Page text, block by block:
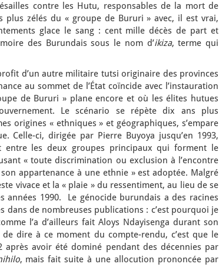
contre les Hutu, responsables de la mort de
plus zélés du « groupe de Bururi » avec, il est vrai,
glace le sang : cent mille décès de part et
des Burundais sous le nom d’ikiza, terme qui
d’un autre militaire tutsi originaire des provinces
au sommet de l’État coïncide avec l’instauration
de Bururi » plane encore et où les élites hutues
Le scénario se répète dix ans plus
origines « ethniques » et géographiques, s’empare
ci, dirigée par Pierre Buyoya jusqu’en 1993,
entre les deux groupes principaux qui forment le
« toute discrimination ou exclusion à l’encontre
appartenance à une ethnie » est adoptée. Malgré
vivace et la « plaie » du ressentiment, au lieu de se
1990. Le génocide burundais a des racines
dans de nombreuses publications : c’est pourquoi je
l’a d’ailleurs fait Aloys Ndayisenga durant son
dire à ce moment du compte-rendu, c’est que le
avoir été dominé pendant des décennies par
, mais fait suite à une allocution prononcée par